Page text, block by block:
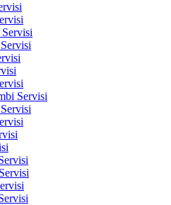
Servisi